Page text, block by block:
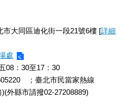
市大同區迪化街一段21號6樓 [詳細
處
08：30至17：30
；臺北市民當家熱線
外縣市請撥02-27208889)